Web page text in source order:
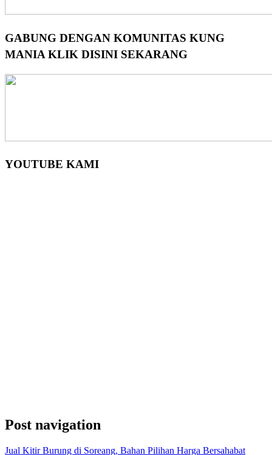
GABUNG DENGAN KOMUNITAS KUNG
MANIA KLIK DISINI SEKARANG
YOUTUBE KAMI
Post navigation
Jual Kitir Burung di Soreang, Bahan Pilihan Harga Bersahabat